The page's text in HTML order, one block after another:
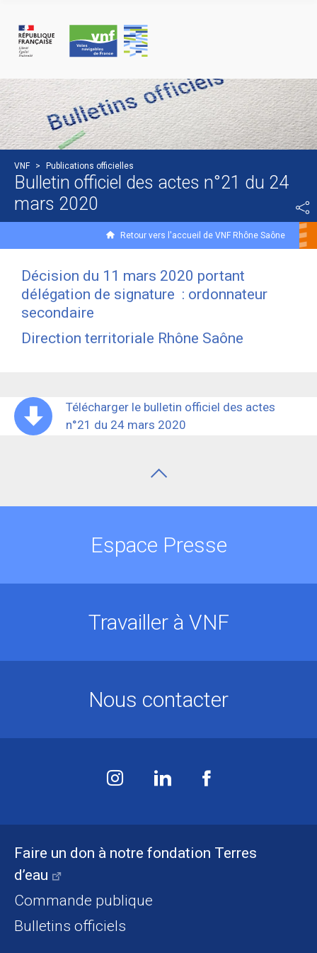
VNF > Publications officielles
Bulletin officiel des actes n°21 du 24
mars 2020
Retour vers l'accueil de VNF Rhône Saône
Décision du 11 mars 2020 portant
délégation de signature : ordonnateur
secondaire
Direction territoriale Rhône Saône
Télécharger le bulletin officiel des actes
n°21 du 24 mars 2020
Faire un don à notre fondation Terres
d’eau
Commande publique
Bulletins officiels
Espace Presse
Travailler à VNF
Nous contacter